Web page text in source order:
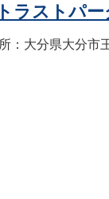
トラストパ
：大分県大分市